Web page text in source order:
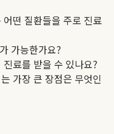
떤 질환들을 주로 진료
가능한가요?
료를 받을 수 있나요?
가장 큰 장점은 무엇인